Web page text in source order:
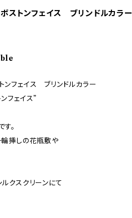
トンフェイス ブリンドルカラー
フェイス ブリンドルカラー
フェイス”
。
輪挿しの花瓶敷や
クスクリーンにて